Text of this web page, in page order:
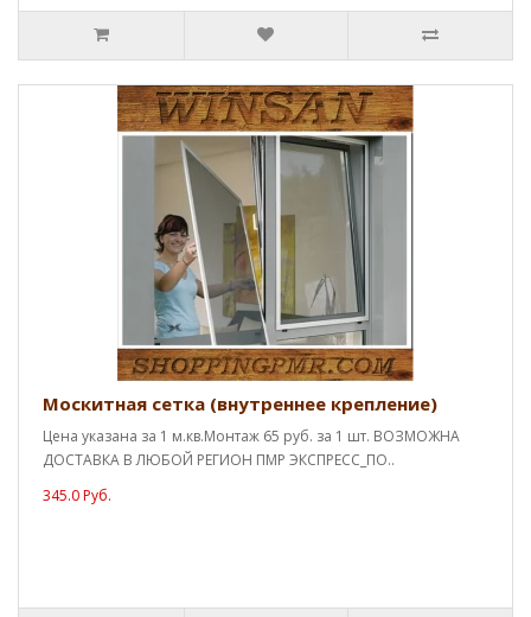
Москитная сетка (внутреннее крепление)
Цена указана за 1 м.кв.Монтаж 65 руб. за 1 шт. ВОЗМОЖНА
ДОСТАВКА В ЛЮБОЙ РЕГИОН ПМР ЭКСПРЕСС_ПО..
345.0 Руб.